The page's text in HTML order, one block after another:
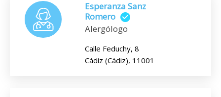
Esperanza Sanz
Romero
Alergólogo
Calle Feduchy, 8
Cádiz (Cádiz), 11001